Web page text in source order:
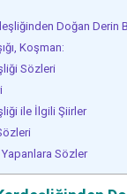
Doğan Derin
Koşman:
Sözleri
ile İlgili Şiirler
Yapanlara Sözler